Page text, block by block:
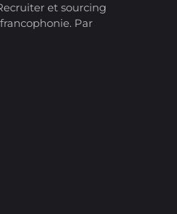
et sourcing
Par